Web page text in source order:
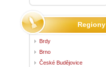
Regiony
Brdy
Brno
České Budějovice